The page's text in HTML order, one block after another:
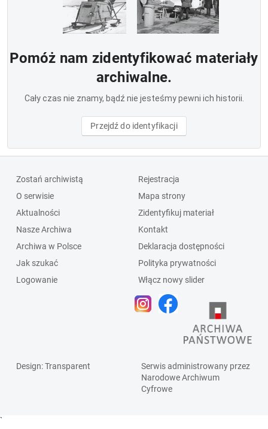
Pomóż nam zidentyfikować materiały
archiwalne.
Cały czas nie znamy, bądź nie jesteśmy pewni ich historii.
Przejdź do identyfikacji
Zostań archiwistą
O serwisie
Aktualności
Nasze Archiwa
Archiwa w Polsce
Jak szukać
Logowanie
Rejestracja
Mapa strony
Zidentyfikuj materiał
Kontakt
Deklaracja dostępności
Polityka prywatności
Włącz nowy slider
Design: Transparent
Serwis administrowany przez
Narodowe Archiwum
Cyfrowe
`